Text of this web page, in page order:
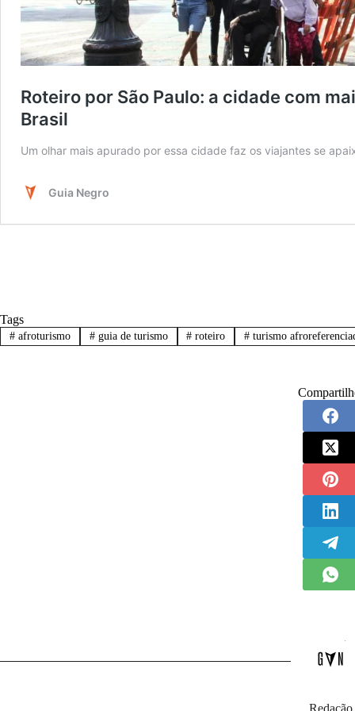
Tags
#afroturismo #guia de turismo # roteiro # turismo